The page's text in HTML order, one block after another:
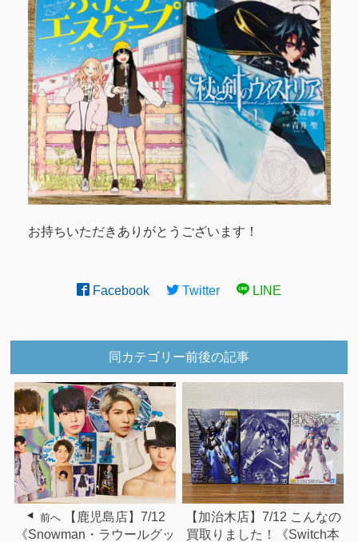
お持ちいただきありがとうございます！
Facebook Twitter LINE
同カテゴリー前後の記事
前へ
【鹿児島店】7/12
《Snowman・ラウールグッ
【加治木店】7/12 こんなの
買取りました！《Switch本